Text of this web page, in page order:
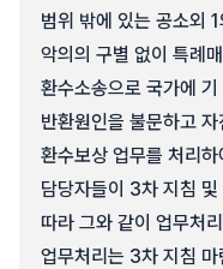
범위 밖에 있는 공소외
악의의 구별 없이 특례
환수소송으로 국가에
반환원인을 불문하고
환수보상 업무를 처리
담당자들이 3차 지침
따라 그와 같이 업무처
업무처리는 3차 지침 마